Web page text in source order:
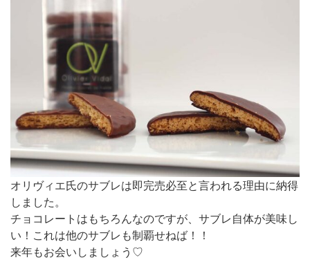
オリヴィエ氏のサブレは即完売必至と言われる理由に納得
しました。
チョコレートはもちろんなのですが、サブレ自体が美味し
い！これは他のサブレも制覇せねば！！
来年もお会いしましょう♡